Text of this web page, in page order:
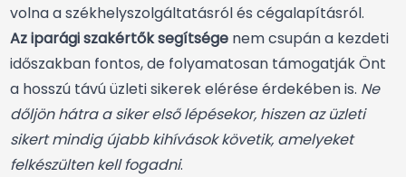
volna a székhelyszolgáltatásról és cégalapításról.
Az iparági szakértők segítsége nem csupán a kezdeti
időszakban fontos, de folyamatosan támogatják Önt
a hosszú távú üzleti sikerek elérése érdekében is. Ne
dőljön hátra a siker első lépésekor, hiszen az üzleti
sikert mindig újabb kihívások követik, amelyeket
felkészülten kell fogadni.